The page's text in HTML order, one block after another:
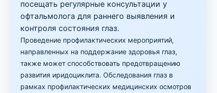
посещать регулярные консультации у
офтальмолога для раннего выявления и
контроля состояния глаз.
Проведение профилактических мероприятий,
направленных на поддержание здоровья глаз,
также может способствовать предотвращению
развития иридоциклита. Обследования глаз в
рамках профилактических медицинских осмотров